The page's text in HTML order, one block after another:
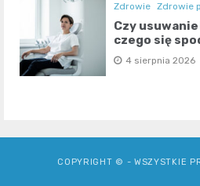
Zdrowie Zdrowie
Czy
czego się
4 sierpnia 2026
COPYRIGHT © - WSZYSTKIE